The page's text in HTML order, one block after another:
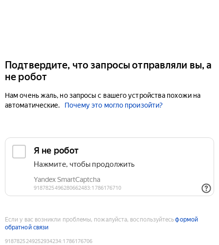
Подтвердите, что запросы отправляли вы, а
не робот
Нам очень жаль, но запросы с вашего устройства похожи на
автоматические.
Почему это могло произойти?
Если у вас возникли проблемы, пожалуйста, воспользуйтесьформой
обратной связи
9187825249252934234:1786176706